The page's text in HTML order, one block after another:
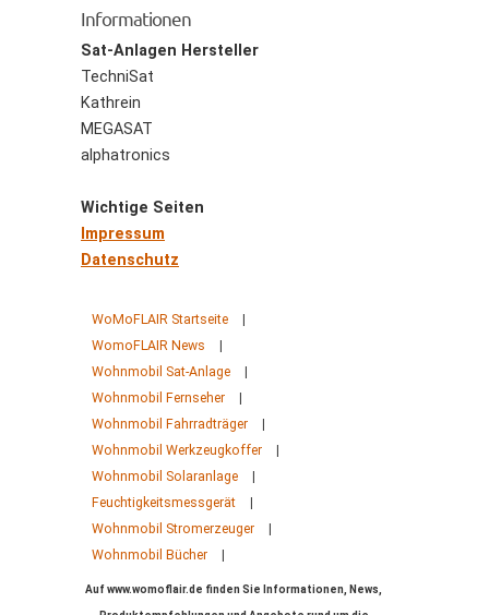
Informationen
Sat-Anlagen Hersteller
TechniSat
Kathrein
MEGASAT
alphatronics
Wichtige Seiten
Impressum
Datenschutz
WoMoFLAIR Startseite
|
WomoFLAIR News
|
Wohnmobil Sat-Anlage
|
Wohnmobil Fernseher
|
Wohnmobil Fahrradträger
|
Wohnmobil Werkzeugkoffer
|
Wohnmobil Solaranlage
|
Feuchtigkeitsmessgerät
|
Wohnmobil Stromerzeuger
|
Wohnmobil Bücher
|
Auf www.womoflair.de finden Sie Informationen, News,